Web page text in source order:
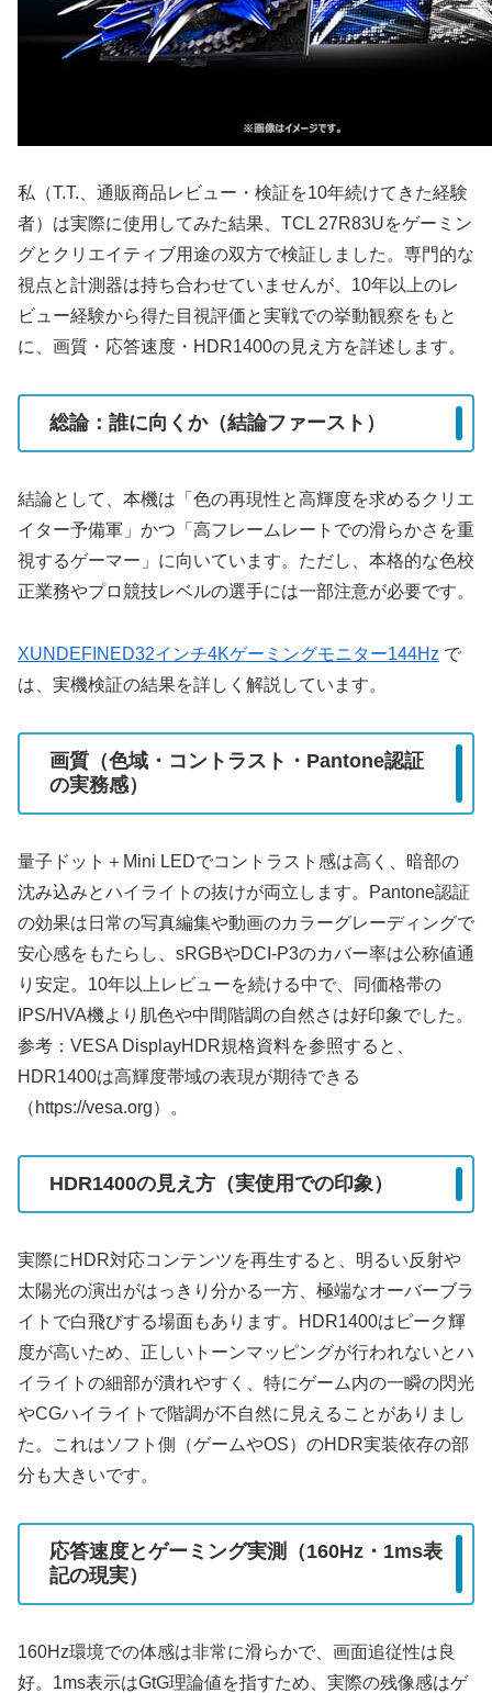
私（T.T.、通販商品レビュー・検証を10年続けてきた経験
者）は実際に使用してみた結果、TCL 27R83Uをゲーミン
グとクリエイティブ用途の双方で検証しました。専門的な
視点と計測器は持ち合わせていませんが、10年以上のレ
ビュー経験から得た目視評価と実戦での挙動観察をもと
に、画質・応答速度・HDR1400の見え方を詳述します。
総論：誰に向くか（結論ファースト）
結論として、本機は「色の再現性と高輝度を求めるクリエ
イター予備軍」かつ「高フレームレートでの滑らかさを重
視するゲーマー」に向いています。ただし、本格的な色校
正業務やプロ競技レベルの選手には一部注意が必要です。
XUNDEFINED32インチ4Kゲーミングモニター144Hz で
は、実機検証の結果を詳しく解説しています。
画質（色域・コントラスト・Pantone認証
の実務感）
量子ドット＋Mini LEDでコントラスト感は高く、暗部の
沈み込みとハイライトの抜けが両立します。Pantone認証
の効果は日常の写真編集や動画のカラーグレーディングで
安心感をもたらし、sRGBやDCI-P3のカバー率は公称値通
り安定。10年以上レビューを続ける中で、同価格帯の
IPS/HVA機より肌色や中間階調の自然さは好印象でした。
参考：VESA DisplayHDR規格資料を参照すると、
HDR1400は高輝度帯域の表現が期待できる
（https://vesa.org）。
HDR1400の見え方（実使用での印象）
実際にHDR対応コンテンツを再生すると、明るい反射や
太陽光の演出がはっきり分かる一方、極端なオーバーブラ
イトで白飛びする場面もあります。HDR1400はピーク輝
度が高いため、正しいトーンマッピングが行われないとハ
イライトの細部が潰れやすく、特にゲーム内の一瞬の閃光
やCGハイライトで階調が不自然に見えることがありまし
た。これはソフト側（ゲームやOS）のHDR実装依存の部
分も大きいです。
応答速度とゲーミング実測（160Hz・1ms表
記の現実）
160Hz環境での体感は非常に滑らかで、画面追従性は良
好。1ms表示はGtG理論値を指すため、実際の残像感はゲ